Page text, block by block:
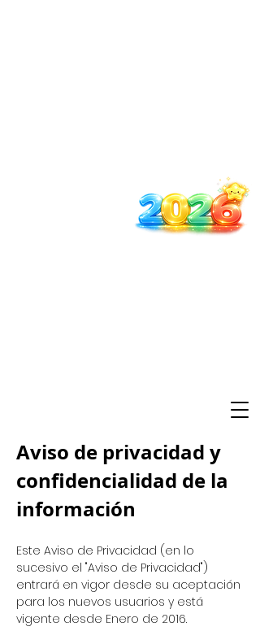
Aviso de privacidad y
confidencialidad de la
información
Este Aviso de Privacidad (en lo
sucesivo el "Aviso de Privacidad")
entrará en vigor desde su aceptación
para los nuevos usuarios y está
vigente desde Enero de 2016.